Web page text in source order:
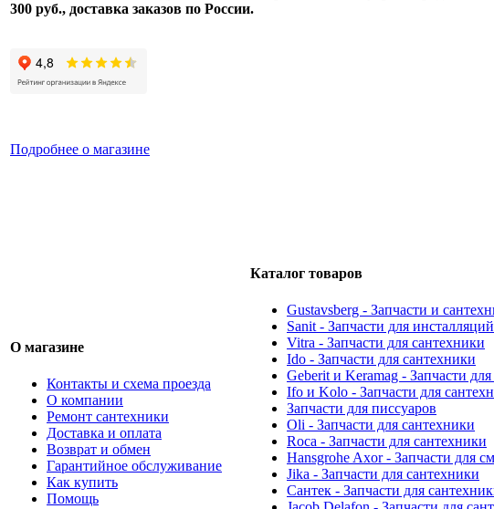
300 руб., доставка заказов по России.
Подробнее о магазине
О магазине
Контакты и схема проезда
О компании
Ремонт сантехники
Доставка и оплата
Возврат и обмен
Гарантийное обслуживание
Как купить
Помощь
Каталог товаров
Gustavsberg - Запчасти и
Sanit - Запчасти для инсталляций
Vitra - Запчасти для сантехники
Ido - Запчасти для сантехники
Geberit и Keramag - Запчасти
Ifo и Kolo - Запчасти для
Запчасти для писсуаров
Oli - Запчасти для сантехники
Roca - Запчасти для сантехники
Hansgrohe Axor - Запчасти для
Jika - Запчасти для сантехники
Сантек - Запчасти для